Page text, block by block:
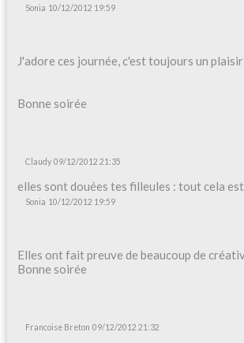
Sonia 10/12/2012 19:59
J'adore ces journée, c'est toujours un
Bonne soirée
Claudy 09/12/2012 21:35
elles sont douées tes filleules : tout cela
Sonia 10/12/2012 19:59
Elles ont fait preuve de beaucoup de
Bonne soirée
Francoise Breton 09/12/2012 21:32